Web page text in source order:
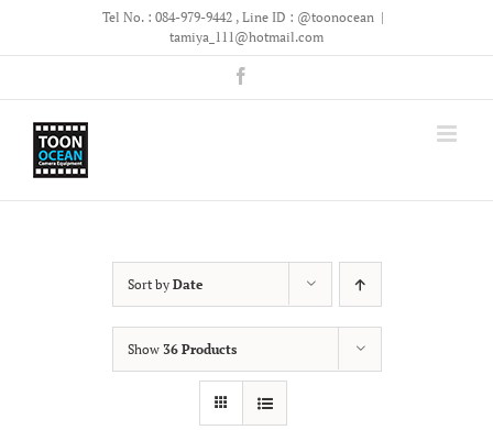
Tel No. : 084-979-9442 , Line ID : @toonocean |
tamiya_111@hotmail.com
Sort by Date
Show 36 Products